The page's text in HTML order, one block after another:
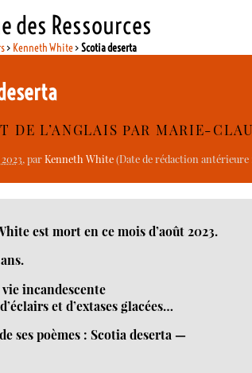
des Ressources
> Kenneth White>Scotia deserta
DE L’ANGLAIS PAR MARIE-
, parKenneth White(Date de rédaction antérieure
est mort en ce mois d’août 2023.
incandescente
et d’extases glacées…
ses poèmes : Scotia deserta —